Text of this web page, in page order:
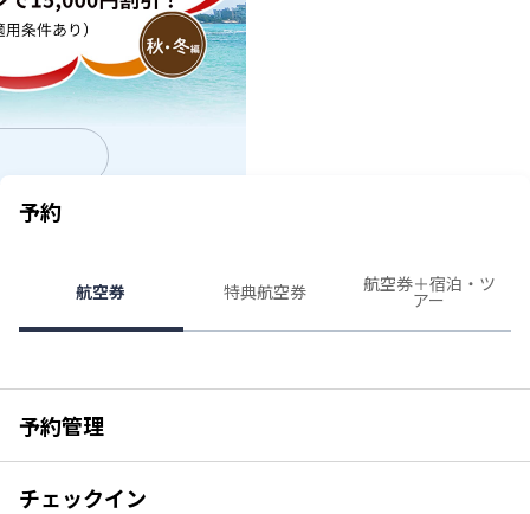
羽田空港国内線「北側サテライト」利用開始（2026年9
月1日予定）および手荷物お預け締切時刻の厳格化
（2026年9月1日〜）について
モバイルバッテリーの機内持ち込み個数および充電に関
するルール変更についてのお願い（2026年4月24日以
予約
航空券 特典航空券 航空券＋宿泊・ツ
アー
予約管理
チェックイン